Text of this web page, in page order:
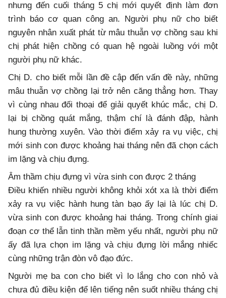
nhưng đến cuối tháng 5 chị mới quyết định làm đơn
trình báo cơ quan công an. Người phụ nữ cho biết
nguyên nhân xuất phát từ mâu thuẫn vợ chồng sau khi
chị phát hiện chồng có quan hệ ngoài luồng với một
người phụ nữ khác.
Chị D. cho biết mỗi lần đề cập đến vấn đề này, những
mâu thuẫn vợ chồng lại trở nên căng thẳng hơn. Thay
vì cùng nhau đối thoại để giải quyết khúc mắc, chị D.
lại bị chồng quát mắng, thậm chí là đánh đập, hành
hung thường xuyên. Vào thời điểm xảy ra vụ việc, chị
mới sinh con được khoảng hai tháng nên đã chọn cách
im lặng và chịu đựng.
Âm thầm chịu đựng vì vừa sinh con được 2 tháng
Điều khiến nhiều người không khỏi xót xa là thời điểm
xảy ra vụ việc hành hung tàn bạo ấy lại là lúc chị D.
vừa sinh con được khoảng hai tháng. Trong chính giai
đoạn cơ thể lẫn tinh thần mềm yếu nhất, người phụ nữ
ấy đã lựa chọn im lặng và chịu đựng lời mắng nhiếc
cùng những trận đòn vô đạo đức.
Người mẹ ba con cho biết vì lo lắng cho con nhỏ và
chưa đủ điều kiện để lên tiếng nên suốt nhiều tháng chị